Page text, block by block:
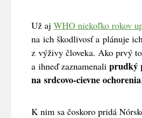
Už ajWHO niekoľko rokov
na ich škodlivosť a plánuje
z výživy človeka. Ako prvý
a ihneď zaznamenaliprudký
na srdcovo-cievne ochorenia.
K nim sa čoskoro pridá